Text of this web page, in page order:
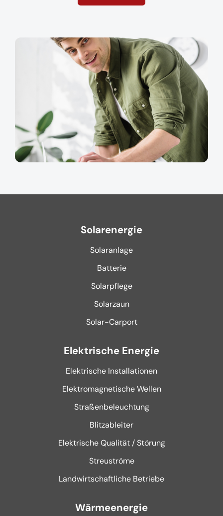
Solarenergie
Solaranlage
Batterie
Solarpflege
Solarzaun
Solar-Carport
Elektrische Energie
Elektrische Installationen
Elektromagnetische Wellen
Straßenbeleuchtung
Blitzableiter
Elektrische Qualität / Störung
Streuströme
Landwirtschaftliche Betriebe
Wärmeenergie